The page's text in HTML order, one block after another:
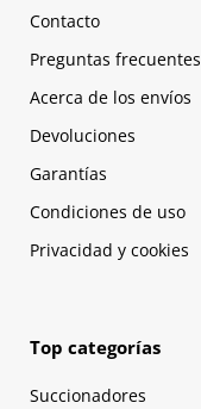
Contacto
Preguntas frecuentes
Acerca de los envíos
Devoluciones
Garantías
Condiciones de uso
Privacidad y cookies
Top categorías
Succionadores